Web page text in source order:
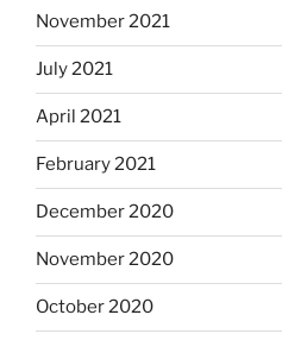
November 2021
July 2021
April 2021
February 2021
December 2020
November 2020
October 2020